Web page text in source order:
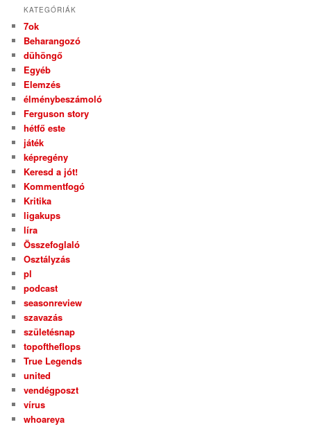
KATEGÓRIÁK
7ok
Beharangozó
dühöngő
Egyéb
Elemzés
élménybeszámoló
Ferguson story
hétfő este
játék
képregény
Keresd a jót!
Kommentfogó
Kritika
ligakups
líra
Összefoglaló
Osztályzás
pl
podcast
seasonreview
szavazás
születésnap
topoftheflops
True Legends
united
vendégposzt
vírus
whoareya